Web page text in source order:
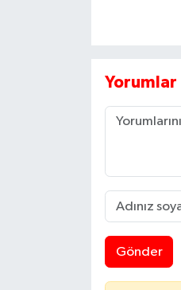
Yorumlar
Gönder